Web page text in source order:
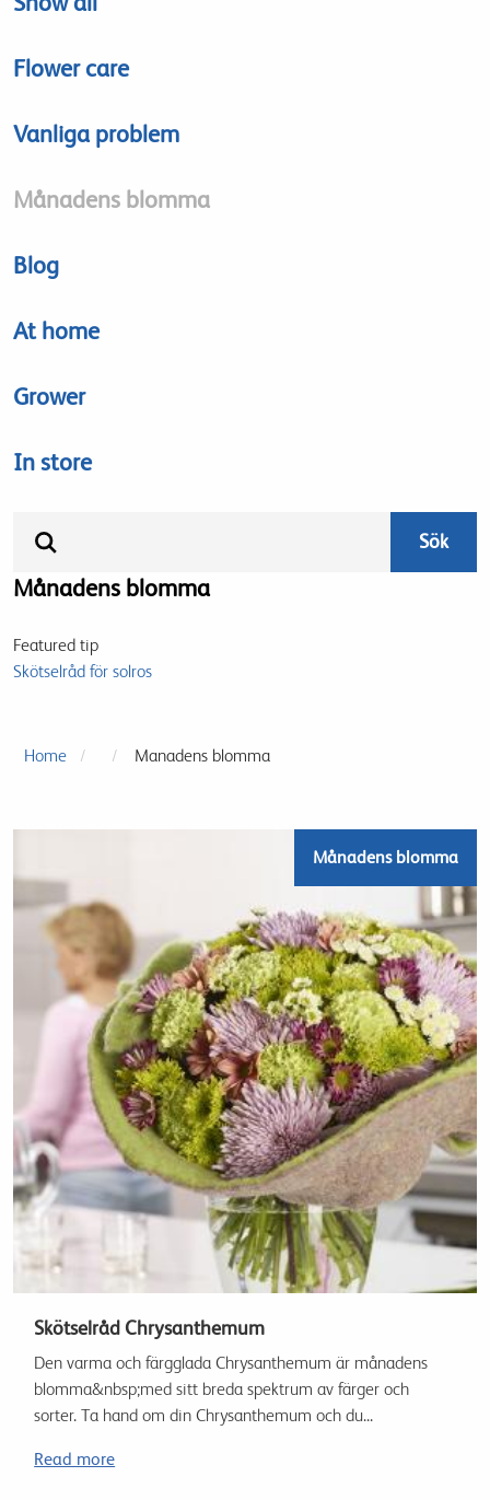
Flower care
Vanliga problem
Månadens blomma
Blog
At home
Grower
In store
Månadens blomma
Featured tip
Skötselråd för solros
Home Manadens blomma
Månadens blomma
Skötselråd Chrysanthemum
Den varma och färgglada Chrysanthemum är månadens
blomma&nbsp;med sitt breda spektrum av färger och
sorter. Ta hand om din Chrysanthemum och du...
Read more